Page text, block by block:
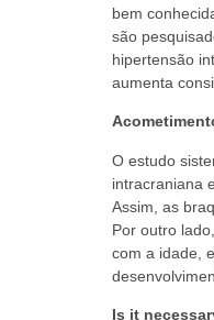
bem
são
hipertensão
aumenta
O estudo
intracraniana
Assim, as
Por outro
com a idade,
Is it